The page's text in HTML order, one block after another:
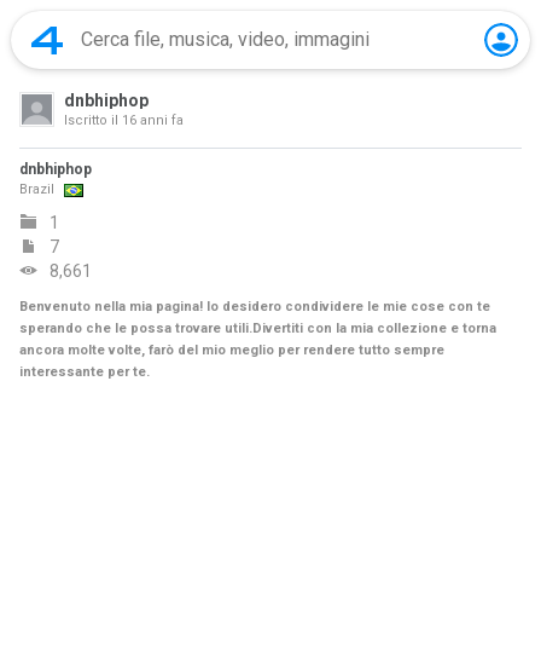
dnbhiphop
Iscritto il 16 anni fa
dnbhiphop
Brazil
1
7
8,661
Benvenuto nella mia pagina! Io desidero condividere le mie cose con te
sperando che le possa trovare utili.Divertiti con la mia collezione e torna
ancora molte volte, farò del mio meglio per rendere tutto sempre
interessante per te.